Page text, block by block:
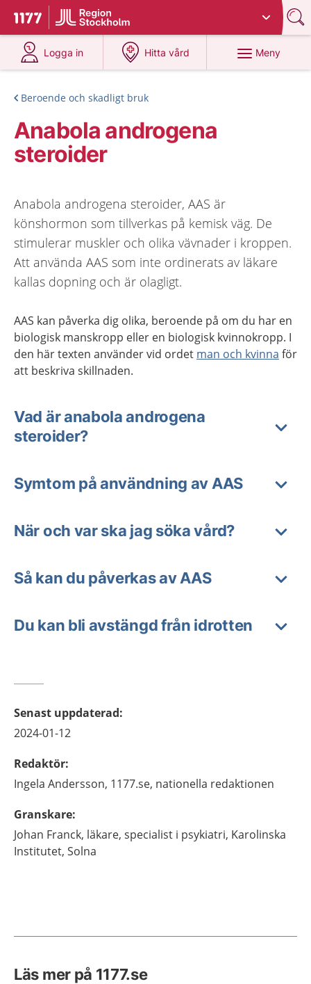
Till startsidan för 1177
Du har valt region
Logga in
på 1177.se
Hitta vård
på 1177.se
Meny
Beroende och skadligt bruk
Anabola androgena
steroider
Anabola androgena steroider, AAS är
könshormon som tillverkas på kemisk väg. De
stimulerar muskler och olika vävnader i kroppen.
Att använda AAS som inte ordinerats av läkare
kallas dopning och är olagligt.
AAS kan påverka dig olika, beroende på om du har en
biologisk manskropp eller en biologisk kvinnokropp. I
den här texten använder vid ordet man och kvinna för
att beskriva skillnaden.
Vad är anabola androgena
steroider?
Symtom på användning av AAS
När och var ska jag söka vård?
Så kan du påverkas av AAS
Du kan bli avstängd från idrotten
Senast uppdaterad:
2024-01-12
Redaktör:
Ingela Andersson, 1177.se, nationella redaktionen
Granskare:
Johan Franck, läkare, specialist i psykiatri, Karolinska
Institutet, Solna
Läs mer på 1177.se